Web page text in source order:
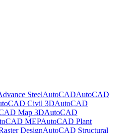
SteelAutoCADAutoCAD
Civil 3DAutoCAD
Map 3DAutoCAD
MEPAutoCAD Plant
DesignAutoCAD Structural